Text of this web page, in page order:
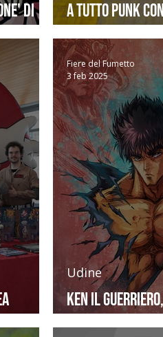
di
A tutto punk con
Ken il
Udine
Fiere del Fumetto
3 feb 2025